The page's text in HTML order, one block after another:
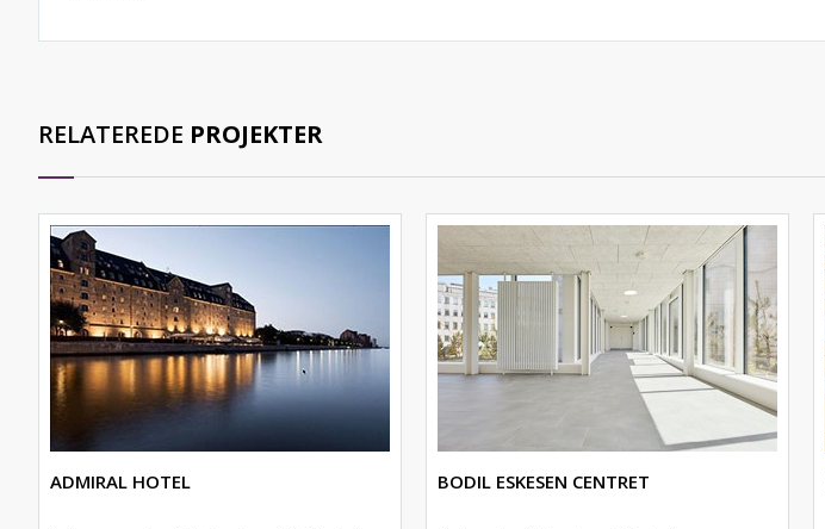
RELATEREDE PROJEKTER
ADMIRAL HOTEL BODIL ESKESEN CENTRET